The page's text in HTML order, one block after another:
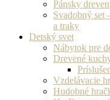
Pánsky
Svadobný set
a traky
Detský svet
Nábytok pre
Drevené
Vzdelávacie
Hudobné